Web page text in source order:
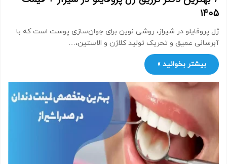
۱۴۰۵
ژل پروفایلو در شیراز، روشی نوین برای جوان‌سازی پوست است که با
آبرسانی عمیق و تحریک تولید کلاژن و الاستین،…
بیشتر بخوانید »